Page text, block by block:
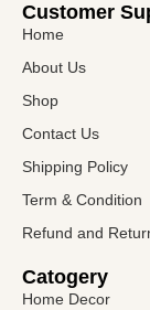
Customer
Home
About Us
Shop
Contact Us
Shipping Policy
Term & Condition
Refund and
Catogery
Home Decor